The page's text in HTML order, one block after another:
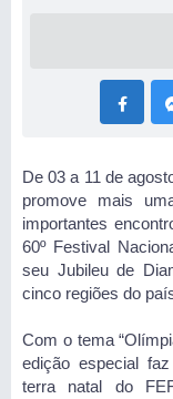
De 03 a 11 de
promove mais
importantes
60º Festival
seu Jubileu de
cinco regiões do
Com o tema
edição especial
terra natal do